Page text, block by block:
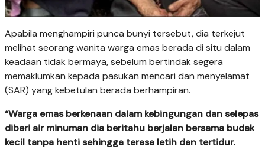
Apabila menghampiri punca bunyi tersebut, dia terkejut
melihat seorang wanita warga emas berada di situ dalam
keadaan tidak bermaya, sebelum bertindak segera
memaklumkan kepada pasukan mencari dan menyelamat
(SAR) yang kebetulan berada berhampiran.
“Warga emas berkenaan dalam kebingungan dan selepas
diberi air minuman dia beritahu berjalan bersama budak
kecil tanpa henti sehingga terasa letih dan tertidur.